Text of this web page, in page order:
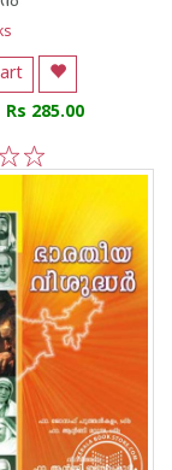
Rs 285.00
5